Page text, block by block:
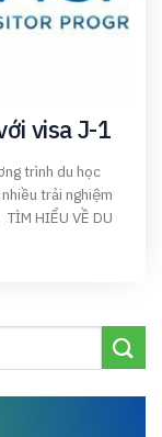
visa J-1
trình du học
trải nghiệm
HIỂU VỀ DU